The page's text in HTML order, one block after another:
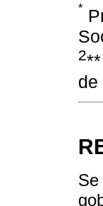
*
2
de